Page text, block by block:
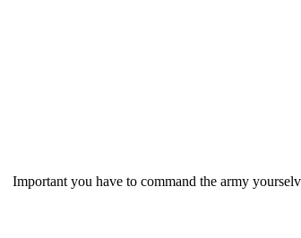
Important you have to command the army